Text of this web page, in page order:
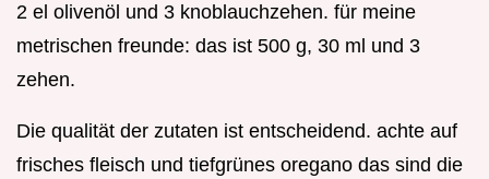
2 el olivenöl und 3 knoblauchzehen. für meine
metrischen freunde: das ist 500 g, 30 ml und 3
zehen.
Die qualität der zutaten ist entscheidend. achte auf
frisches fleisch und tiefgrünes oregano das sind die